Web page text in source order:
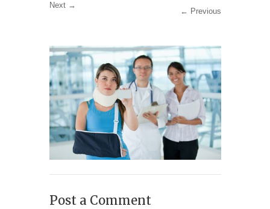
← Previous
Next →
Post a Comment